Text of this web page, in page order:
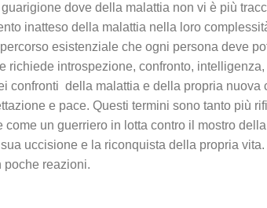
dove della malattia non vi è più
inatteso della malattia nella loro
esistenziale che ogni persona deve
richiede introspezione, confronto,
confronti della malattia e della propria nuova
e pace. Questi termini sono tanto più
un guerriero in lotta contro il mostro
uccisione e la riconquista della propria
poche reazioni.